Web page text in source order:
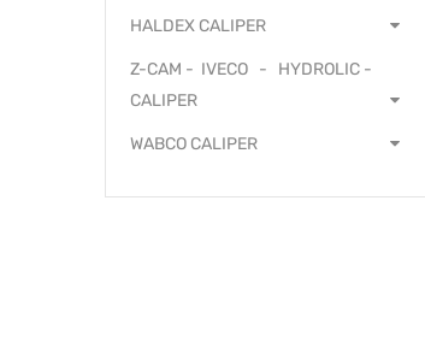
HALDEX CALIPER
Z-CAM - IVECO - HYDROLIC -
CALIPER
WABCO CALIPER